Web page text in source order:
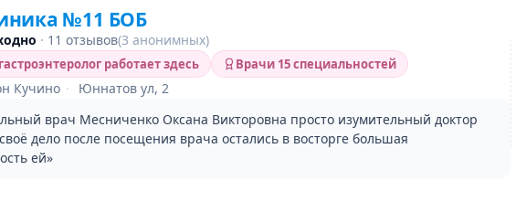
№11 БОБ
· 11 отзывов(3 анонимных)
работает здесь Врачи 15 специальностей
Кучино ·
Юннатов ул, 2
врач Месниченко Оксана Викторовна просто изумительный доктор
дело после посещения врача остались в восторге большая
ей»